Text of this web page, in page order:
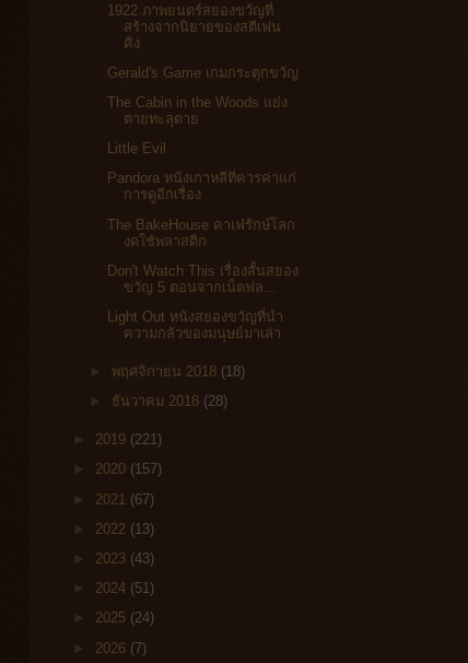
1922 ภาพยนตร์สยองขวัญที่
สร้างจากนิยายของสตีเฟน
คิง
Gerald's Game เกมกระตุกขวัญ
The Cabin in the Woods แย่ง
ตายทะลุตาย
Little Evil
Pandora หนังเกาหลีที่ควรค่าแก่
การดูอีกเรื่อง
The BakeHouse คาเฟ่รักษ์โลก
งดใช้พลาสติก
Don't Watch This เรื่องสั้นสยอง
ขวัญ 5 ตอนจากเน็ตฟล...
Light Out หนังสยองขวัญที่นำ
ความกลัวของมนุษย์มาเล่า
►พฤศจิกายน 2018 (18)
► ธันวาคม 2018 (28)
► 2019 (221)
► 2020 (157)
► 2021 (67)
► 2022 (13)
► 2023 (43)
► 2024 (51)
► 2025 (24)
► 2026 (7)